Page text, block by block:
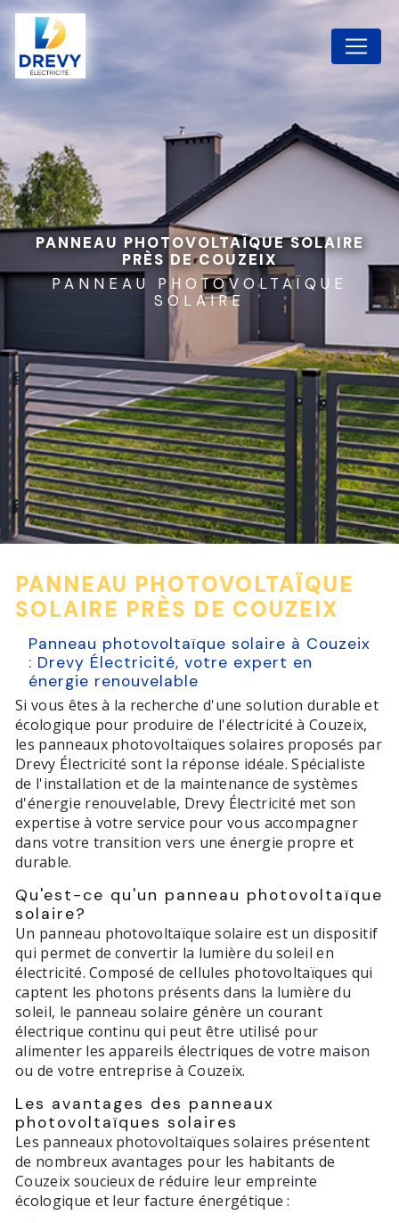
PANNEAU PHOTOVOLTAÏQUE SOLAIRE
PRÈS DE COUZEIX
PANNEAU PHOTOVOLTAÏQUE
SOLAIRE
PANNEAU PHOTOVOLTAÏQUE
SOLAIRE PRÈS DE COUZEIX
Panneau photovoltaïque solaire à Couzeix
: Drevy Électricité, votre expert en
énergie renouvelable
Si vous êtes à la recherche d'une solution durable et
écologique pour produire de l'électricité à Couzeix,
les panneaux photovoltaïques solaires proposés par
Drevy Électricité sont la réponse idéale. Spécialiste
de l'installation et de la maintenance de systèmes
d'énergie renouvelable, Drevy Électricité met son
expertise à votre service pour vous accompagner
dans votre transition vers une énergie propre et
durable.
Qu'est-ce qu'un panneau photovoltaïque
solaire?
Un panneau photovoltaïque solaire est un dispositif
qui permet de convertir la lumière du soleil en
électricité. Composé de cellules photovoltaïques qui
captent les photons présents dans la lumière du
soleil, le panneau solaire génère un courant
électrique continu qui peut être utilisé pour
alimenter les appareils électriques de votre maison
ou de votre entreprise à Couzeix.
Les avantages des panneaux
photovoltaïques solaires
Les panneaux photovoltaïques solaires présentent
de nombreux avantages pour les habitants de
Couzeix soucieux de réduire leur empreinte
écologique et leur facture énergétique :
Panneau de gestion des cookies